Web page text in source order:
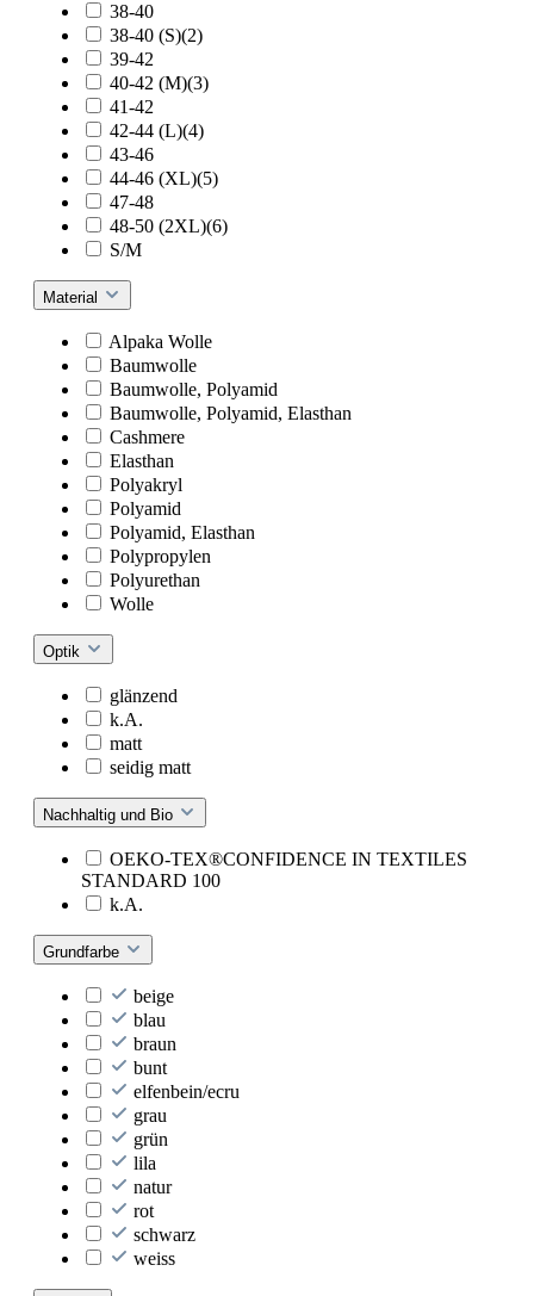
38-40
38-40 (S)(2)
39-42
40-42 (M)(3)
41-42
42-44 (L)(4)
43-46
44-46 (XL)(5)
47-48
48-50 (2XL)(6)
S/M
Material
Alpaka Wolle
Baumwolle
Baumwolle, Polyamid
Baumwolle, Polyamid, Elasthan
Cashmere
Elasthan
Polyakryl
Polyamid
Polyamid, Elasthan
Polypropylen
Polyurethan
Wolle
Optik
glänzend
k.A.
matt
seidig matt
Nachhaltig und Bio
OEKO-TEX®CONFIDENCE IN TEXTILES
STANDARD 100
k.A.
Grundfarbe
beige
blau
braun
bunt
elfenbein/ecru
grau
grün
lila
natur
rot
schwarz
weiss